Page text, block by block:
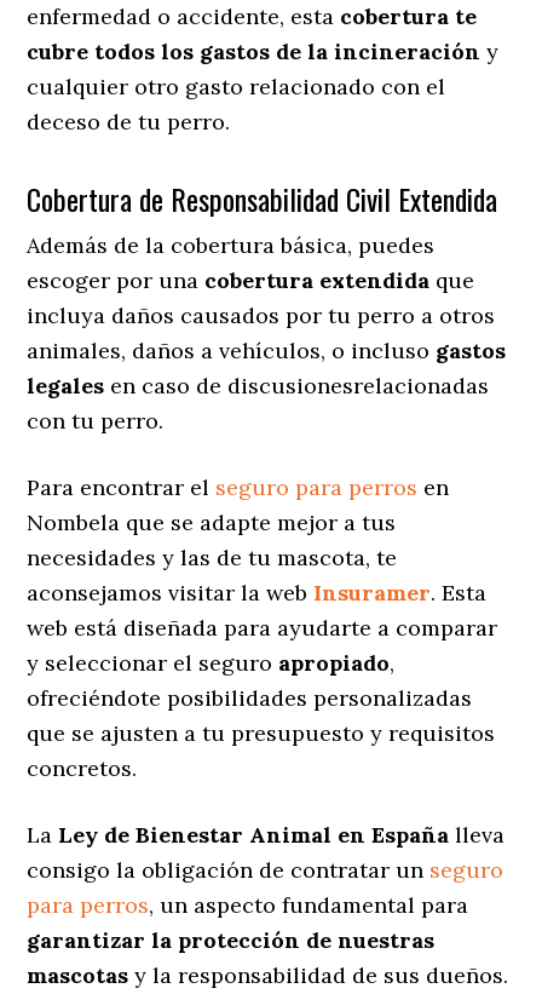
enfermedad o accidente, esta cobertura te
cubre todos los gastos de la incineración y
cualquier otro gasto relacionado con el
deceso de tu perro.
Cobertura de Responsabilidad Civil Extendida
Además de la cobertura básica, puedes
escoger por una cobertura extendida que
incluya daños causados por tu perro a otros
animales, daños a vehículos, o incluso gastos
legales en caso de discusionesrelacionadas
con tu perro.
Para encontrar el seguro para perros en
Nombela que se adapte mejor a tus
necesidades y las de tu mascota, te
aconsejamos visitar la web Insuramer. Esta
web está diseñada para ayudarte a comparar
y seleccionar el seguro apropiado,
ofreciéndote posibilidades personalizadas
que se ajusten a tu presupuesto y requisitos
concretos.
La Ley de Bienestar Animal en España lleva
consigo la obligación de contratar un seguro
para perros, un aspecto fundamental para
garantizar la protección de nuestras
mascotas y la responsabilidad de sus dueños.